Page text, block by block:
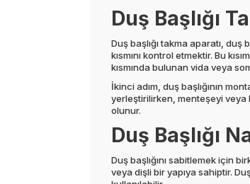
Duş Başlığı
Duş başlığı takma aparatı,
kısmını kontrol etmektir. Bu
kısmında bulunan vida veya
İkinci adım, duş başlığının
yerleştirilirken, menteşeyi veya
olunur.
Duş Başlığı
Duş başlığını sabitlemek için
veya dişli bir yapıya sahiptir.